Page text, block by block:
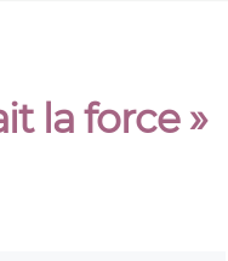
la force »